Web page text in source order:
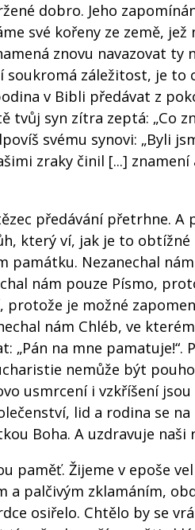
dobro. Jeho
své kořeny ze země,
znovu navazovat ty
soukromá záležitost, je to
v Bibli předávat z
tvůj syn zítra zeptá: „Co
svému synovi: „Byli
zraky činil [...] znamení
předávání přetrhne.
který ví, jak je to
památku. Nezanechal
nám pouze Písmo,
protože je možné
nám Chléb, ve
„Pán na mne pamatuje!“.
nemůže být
usmrcení i vzkříšení
lid a rodina se
Boha. A uzdravuje naši
paměť. Žijeme v epoše
a palčivým zklamáním,
osiřelo. Chtělo by se